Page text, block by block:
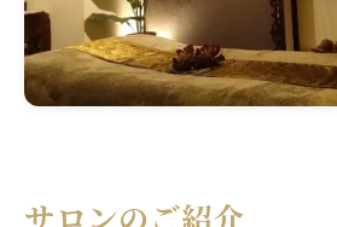
サロンのご紹介